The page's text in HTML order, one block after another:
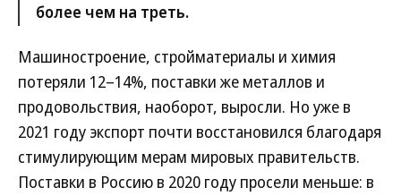
более чем на треть.
Машиностроение, стройматериалы и химия
потеряли 12–14%, поставки же металлов и
продовольствия, наоборот, выросли. Но уже в
2021 году экспорт почти восстановился благодаря
стимулирующим мерам мировых правительств.
Поставки в Россию в 2020 году просели меньше: в